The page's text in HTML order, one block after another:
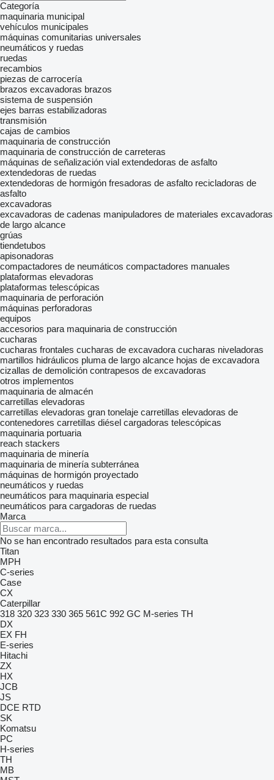
Categoría
maquinaria municipal
vehículos municipales
máquinas comunitarias universales
neumáticos y ruedas
ruedas
recambios
piezas de carrocería
brazos excavadoras brazos
sistema de suspensión
ejes barras estabilizadoras
transmisión
cajas de cambios
maquinaria de construcción
maquinaria de construcción de carreteras
máquinas de señalización vial extendedoras de asfalto
extendedoras de ruedas
extendedoras de hormigón fresadoras de asfalto recicladoras de
asfalto
excavadoras
excavadoras de cadenas manipuladores de materiales excavadoras
de largo alcance
grúas
tiendetubos
apisonadoras
compactadores de neumáticos compactadores manuales
plataformas elevadoras
plataformas telescópicas
maquinaria de perforación
máquinas perforadoras
equipos
accesorios para maquinaria de construcción
cucharas
cucharas frontales cucharas de excavadora cucharas niveladoras
martillos hidráulicos pluma de largo alcance hojas de excavadora
cizallas de demolición contrapesos de excavadoras
otros implementos
maquinaria de almacén
carretillas elevadoras
carretillas elevadoras gran tonelaje carretillas elevadoras de
contenedores carretillas diésel cargadoras telescópicas
maquinaria portuaria
reach stackers
maquinaria de minería
maquinaria de minería subterránea
máquinas de hormigón proyectado
neumáticos y ruedas
neumáticos para maquinaria especial
neumáticos para cargadoras de ruedas
Marca
No se han encontrado resultados para esta consulta
Titan
MPH
C-series
Case
CX
Caterpillar
318 320 323 330 365 561C 992 GC M-series TH
DX
EX FH
E-series
Hitachi
ZX
HX
JCB
JS
DCE RTD
SK
Komatsu
PC
H-series
TH
MB